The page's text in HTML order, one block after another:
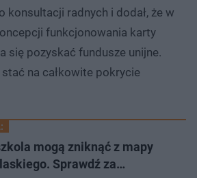
konsultacji radnych i dodał, że w
funkcjonowania karty
się pozyskać fundusze unijne.
na całkowite pokrycie
mogą zniknąć z mapy
Sprawdź za…